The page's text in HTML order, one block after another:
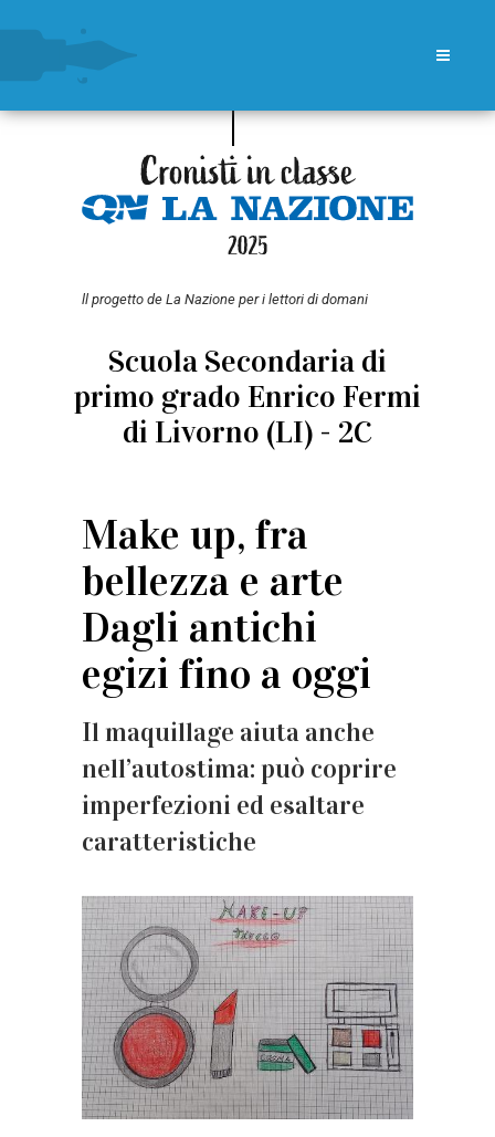
ll progetto de La Nazione per i lettori di domani
Scuola Secondaria di
primo grado Enrico Fermi
di Livorno (LI) - 2C
Make up, fra
bellezza e arte
Dagli antichi
egizi fino a oggi
Il maquillage aiuta anche
nell’autostima: può coprire
imperfezioni ed esaltare
caratteristiche